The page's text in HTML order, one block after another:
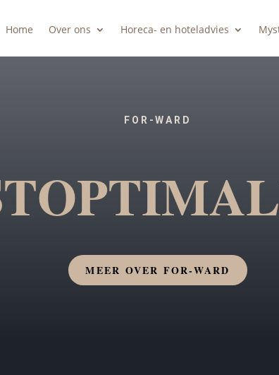
Home Over ons Horeca- en hoteladvies
FOR-WARD
MEER OVER FOR-WARD